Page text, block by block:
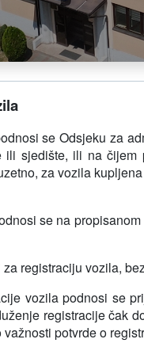
se Odsjeku za
sjedište, ili na
za vozila
se na
registraciju vozila,
vozila podnosi se
registracije čak
potvrde o